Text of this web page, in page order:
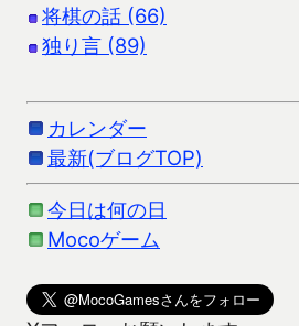
将棋の話 (66)
独り言 (89)
カレンダー
最新(ブログTOP)
今日は何の日
Mocoゲーム